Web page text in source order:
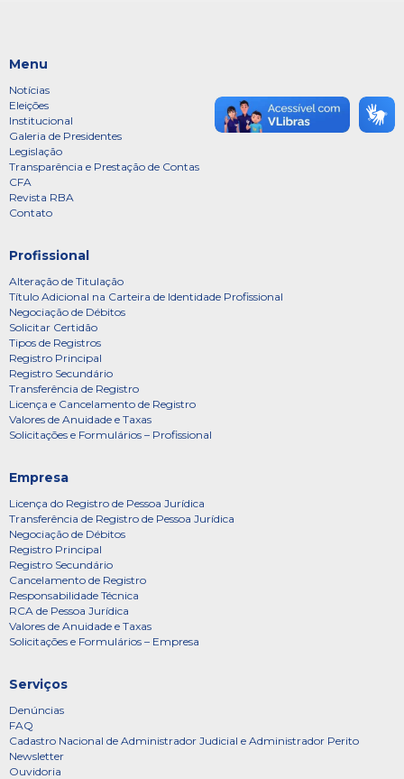
Menu
Notícias
Eleições
Institucional
Galeria de Presidentes
Legislação
Transparência e Prestação de Contas
CFA
Revista RBA
Contato
Profissional
Alteração de Titulação
Título Adicional na Carteira de Identidade Profissional
Negociação de Débitos
Solicitar Certidão
Tipos de Registros
Registro Principal
Registro Secundário
Transferência de Registro
Licença e Cancelamento de Registro
Valores de Anuidade e Taxas
Solicitações e Formulários – Profissional
Empresa
Licença do Registro de Pessoa Jurídica
Transferência de Registro de Pessoa Jurídica
Negociação de Débitos
Registro Principal
Registro Secundário
Cancelamento de Registro
Responsabilidade Técnica
RCA de Pessoa Jurídica
Valores de Anuidade e Taxas
Solicitações e Formulários – Empresa
Serviços
Denúncias
FAQ
Cadastro Nacional de Administrador Judicial e Administrador Perito
Newsletter
Ouvidoria